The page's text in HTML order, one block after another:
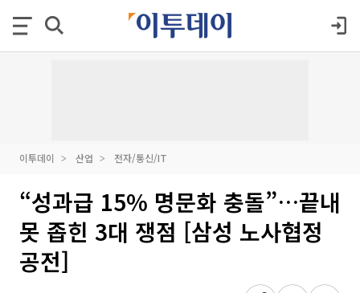
이투데이 산업 전자/통신/IT
“성과급 15% 명문화 충돌”…끝내
못 좁힌 3대 쟁점 [삼성 노사협정
공전]